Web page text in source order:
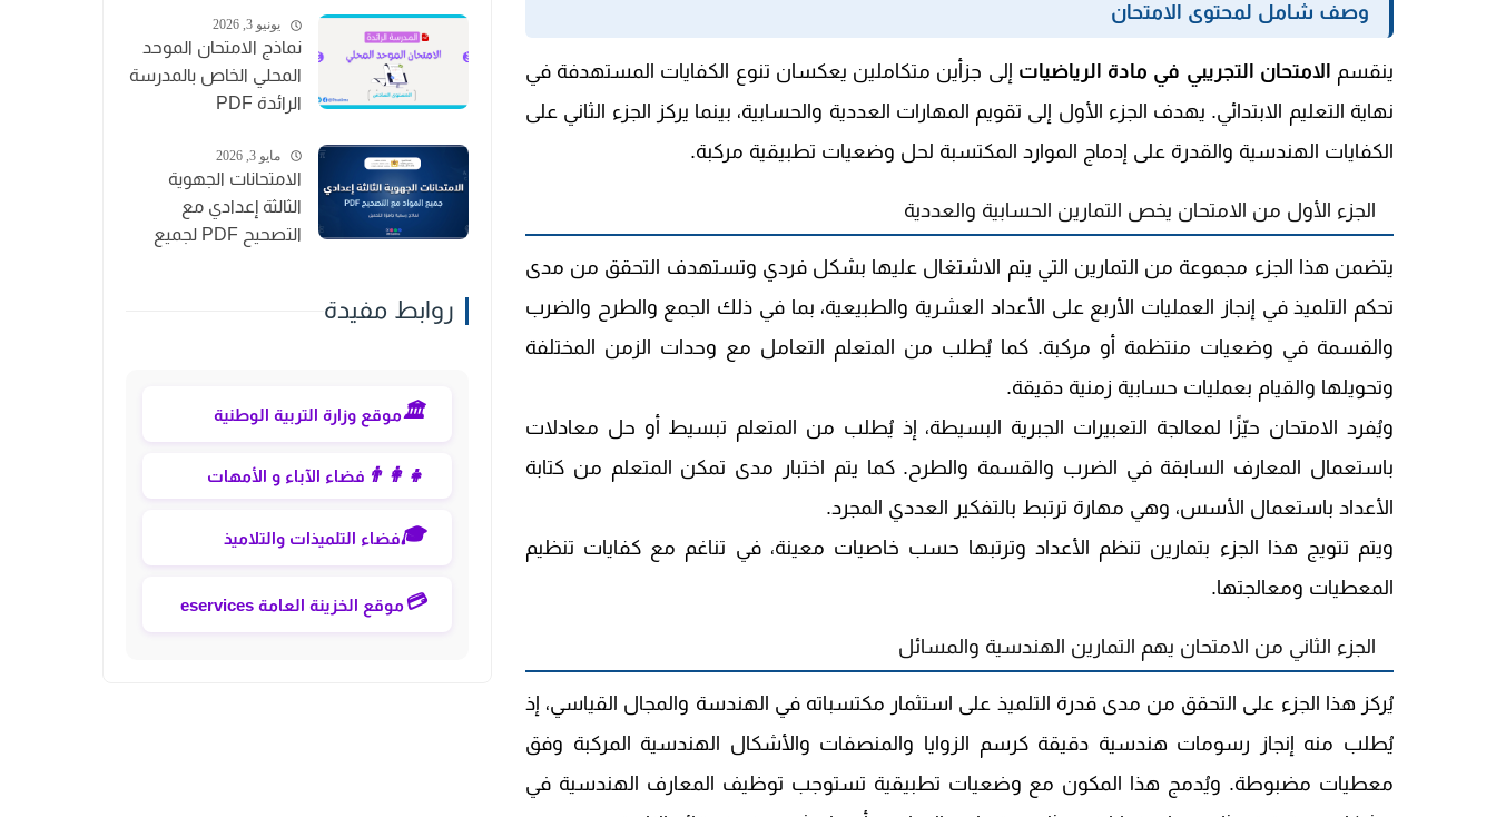
وصف شامل لمحتوى الامتحان
ينقسم الامتحان التجريبي في مادة الرياضيات إلى جزأين متكاملين يعكسان تنوع الكفايات المستهدفة في
نهاية التعليم الابتدائي. يهدف الجزء الأول إلى تقويم المهارات العددية والحسابية، بينما يركز الجزء الثاني على
الكفايات الهندسية والقدرة على إدماج الموارد المكتسبة لحل وضعيات تطبيقية مركبة.
الجزء الأول من الامتحان يخص التمارين الحسابية والعددية
يتضمن هذا الجزء مجموعة من التمارين التي يتم الاشتغال عليها بشكل فردي وتستهدف التحقق من مدى
تحكم التلميذ في إنجاز العمليات الأربع على الأعداد العشرية والطبيعية، بما في ذلك الجمع والطرح والضرب
والقسمة في وضعيات منتظمة أو مركبة. كما يُطلب من المتعلم التعامل مع وحدات الزمن المختلفة
وتحويلها والقيام بعمليات حسابية زمنية دقيقة.
ويُفرد الامتحان حيّزًا لمعالجة التعبيرات الجبرية البسيطة، إذ يُطلب من المتعلم تبسيط أو حل معادلات
باستعمال المعارف السابقة في الضرب والقسمة والطرح. كما يتم اختبار مدى تمكن المتعلم من كتابة
الأعداد باستعمال الأسس، وهي مهارة ترتبط بالتفكير العددي المجرد.
ويتم تتويج هذا الجزء بتمارين تنظم الأعداد وترتبها حسب خاصيات معينة، في تناغم مع كفايات تنظيم
المعطيات ومعالجتها.
الجزء الثاني من الامتحان يهم التمارين الهندسية والمسائل
يُركز هذا الجزء على التحقق من مدى قدرة التلميذ على استثمار مكتسباته في الهندسة والمجال القياسي، إذ
يُطلب منه إنجاز رسومات هندسية دقيقة كرسم الزوايا والمنصفات والأشكال الهندسية المركبة وفق
معطيات مضبوطة. ويُدمج هذا المكون مع وضعيات تطبيقية تستوجب توظيف المعارف الهندسية في
يونيو 3, 2026
نماذج الامتحان الموحد
المحلي الخاص بالمدرسة
الرائدة PDF
مايو 3, 2026
الامتحانات الجهوية
الثالثة إعدادي مع
التصحيح PDF لجميع
روابط مفيدة
🏛️موقع وزارة التربية الوطنية
👨‍👩‍👧 فضاء الآباء و الأمهات
🎓فضاء التلميذات والتلاميذ
💳موقع الخزينة العامة eservices